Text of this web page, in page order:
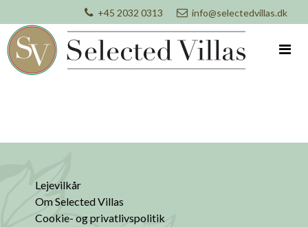
+45 2032 0313 info@selectedvillas.dk
Lejevilkår
Om Selected Villas
Cookie- og privatlivspolitik